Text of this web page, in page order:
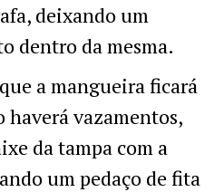
deixando um
dentro da mesma.
a mangueira ficará
haverá vazamentos,
da tampa com a
um pedaço de fita